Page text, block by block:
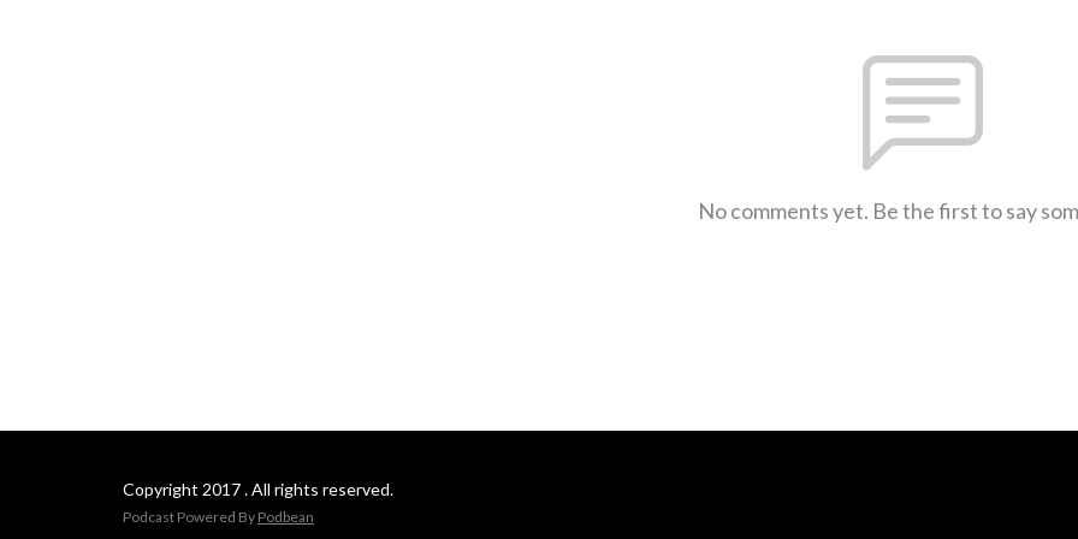
No comments yet. Be the first to say
Copyright 2017 . All rights reserved.
Podcast Powered By Podbean